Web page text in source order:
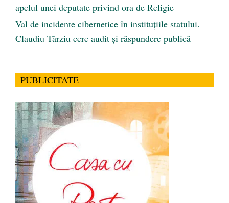
apelul unei deputate privind ora de Religie
Val de incidente cibernetice în instituțiile statului.
Claudiu Târziu cere audit și răspundere publică
PUBLICITATE